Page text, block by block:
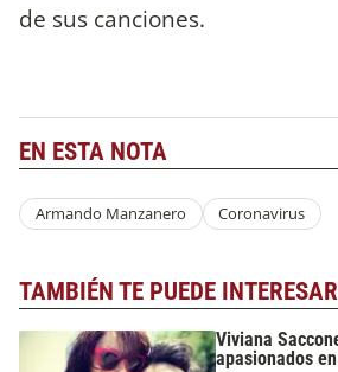
de sus canciones.
EN ESTA NOTA
Armando Manzanero Coronavirus
TAMBIÉN TE PUEDE INTERESAR
Viviana
apasionados